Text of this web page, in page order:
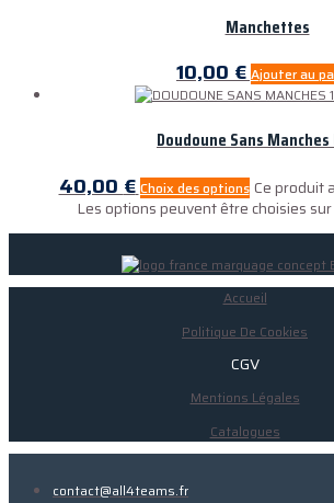
Manchettes
10,00€ Ajouter au
Doudoune Sans Manches
40,00 € Choix des options Ce produit
Les options peuvent être choisies
Accueil
Politique De Cookies
CGV
Mentions Légales
Catalogues
contact@all4teams.fr